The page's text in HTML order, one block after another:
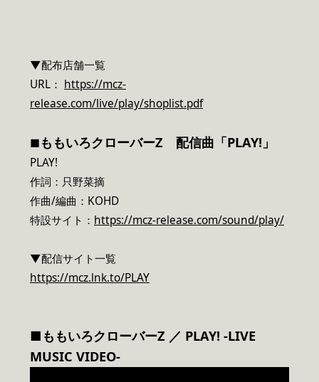
▼配布店舗一覧
URL： https://mcz-
release.com/live/play/shoplist.pdf
■ももいろクローバーZ 配信曲「PLAY!」
PLAY!
作詞：只野菜摘
作曲/編曲：KOHD
特設サイト： https://mcz-release.com/sound/play/
▼配信サイト一覧
https://mcz.lnk.to/PLAY
■ももいろクローバーZ ／ PLAY! -LIVE
MUSIC VIDEO-